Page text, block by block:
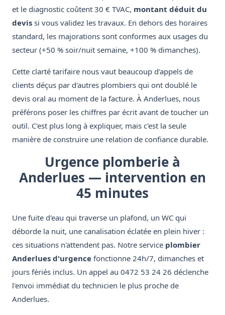
et le diagnostic coûtent 30 € TVAC, montant déduit du
devis si vous validez les travaux. En dehors des horaires
standard, les majorations sont conformes aux usages du
secteur (+50 % soir/nuit semaine, +100 % dimanches).
Cette clarté tarifaire nous vaut beaucoup d'appels de
clients déçus par d'autres plombiers qui ont doublé le
devis oral au moment de la facture. À Anderlues, nous
préférons poser les chiffres par écrit avant de toucher un
outil. C'est plus long à expliquer, mais c'est la seule
manière de construire une relation de confiance durable.
Urgence plomberie à
Anderlues — intervention en
45 minutes
Une fuite d'eau qui traverse un plafond, un WC qui
déborde la nuit, une canalisation éclatée en plein hiver :
ces situations n'attendent pas. Notre service plombier
Anderlues d'urgence fonctionne 24h/7, dimanches et
jours fériés inclus. Un appel au 0472 53 24 26 déclenche
l'envoi immédiat du technicien le plus proche de
Anderlues.